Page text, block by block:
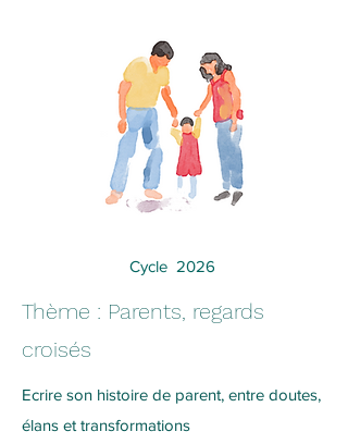
Cycle 2026
Thème : Parents, regards
croisés
Ecrire son histoire de parent, entre doutes,
élans et transformations